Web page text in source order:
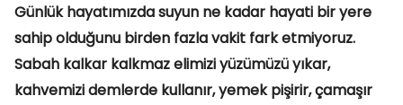
Günlük hayatımızda suyun ne kadar hayati bir yere
sahip olduğunu birden fazla vakit fark etmiyoruz.
Sabah kalkar kalkmaz elimizi yüzümüzü yıkar,
kahvemizi demlerde kullanır, yemek pişirir, çamaşır